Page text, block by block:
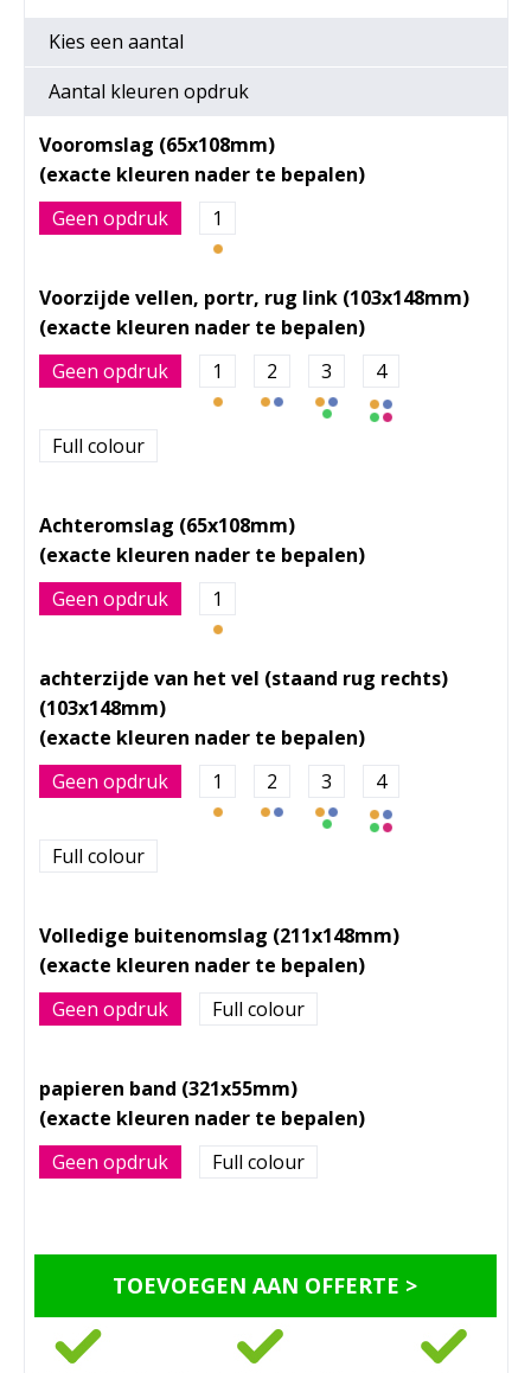
Kies een aantal
Aantal kleuren opdruk
Vooromslag (65x108mm)
Geen opdruk 1
Voorzijde vellen, portr, rug link (103x148mm)
Geen opdruk 1 2 3 4
Full colour
Achteromslag (65x108mm)
Geen opdruk 1
achterzijde van het vel (staand rug rechts)
(103x148mm)
Geen opdruk 1 2 3 4
Full colour
Volledige buitenomslag (211x148mm)
Geen opdruk Full colour
papieren band (321x55mm)
Geen opdruk Full colour
TOEVOEGEN AAN OFFERTE >